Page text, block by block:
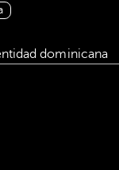
dominicana